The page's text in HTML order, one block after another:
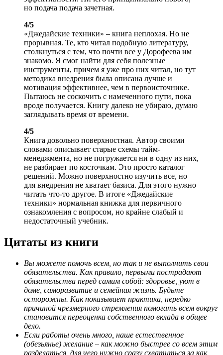
но подача подача зачетная.
4/5
«Джедайские техники» – книга неплохая. Но не
прорывная. Те, кто читал подобную литературу,
столкнуться с тем, что почти все у Дорофеева им
знакомо. Я смог найти для себя полезные
инструменты, причем я уже про них читал, но тут
методика внедрения была описана лучше и
мотивация эффективнее, чем в первоисточнике.
Пытаюсь не соскочить с намеченного пути, пока
вроде получается. Книгу далеко не убираю, думаю
заглядывать время от времени.
4/5
Книга довольно поверхностная. Автор своими
словами описывает старые схемы тайм-
менеджмента, но не погружается ни в одну из них,
не разбирает по косточкам. Это просто каталог
решений. Можно поверхностно изучить все, но
для внедрения не хватает базиса. Для этого нужно
читать что-то другое. В итоге «Джедайские
техники» нормальная книжка для первичного
ознакомления с вопросом, но крайне слабый и
недостаточный учебник.
Цитаты из книги
Вы можете помочь всем, но так и не выполнить свои
обязательства. Как правило, первыми пострадают
обязательства перед самим собой: здоровье, уют в
доме, саморазвитие и семейная жизнь. Будьте
осторожны. Как показывает практика, нередко
причиной чрезмерного стремления помогать всем вокруг
становится переоценка собственного вклада в общее
дело.
Если работы очень много, наше естественное
(обезьянье) желание – как можно быстрее со всем этим
разделаться, для чего нужно сразу схватиться за как